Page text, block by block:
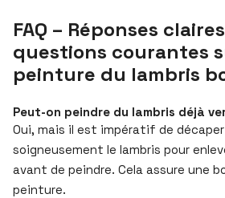
FAQ – Réponses
questions courantes
peinture du lambris
Peut-on peindre du lambris déjà
Oui, mais il est impératif de
soigneusement le lambris pour
avant de peindre. Cela assure une
peinture.